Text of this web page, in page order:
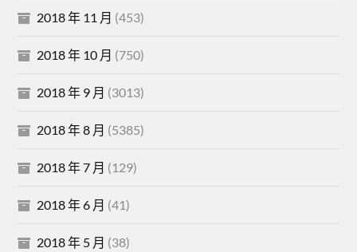
2018 年 11 月 (453)
2018 年 10 月 (750)
2018 年 9 月 (3013)
2018 年 8 月 (5385)
2018 年 7 月 (129)
2018 年 6 月 (41)
2018 年 5 月 (38)